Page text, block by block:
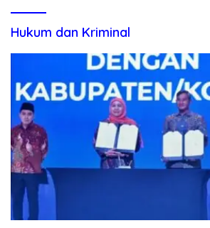
Hukum dan Kriminal